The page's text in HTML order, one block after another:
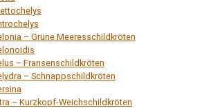
– Grüne Meeresschildkröten
– Fransenschildkröten
– Schnappschildkröten
– Kurzkopf-Weichschildkröten